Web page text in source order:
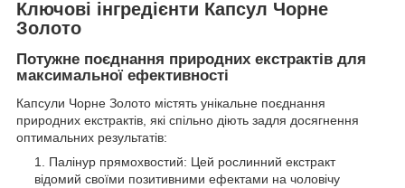
Ключові інгредієнти Капсул Чорне
Золото
Потужне поєднання природних екстрактів для
максимальної ефективності
Капсули Чорне Золото містять унікальне поєднання
природних екстрактів, які спільно діють задля досягнення
оптимальних результатів:
Палінур прямохвостий: Цей рослинний екстракт
відомий своїми позитивними ефектами на чоловічу